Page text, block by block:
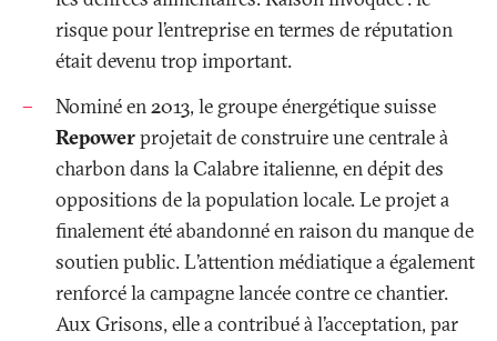
risque pour l’entreprise en termes de réputation
était devenu trop important.
Nominé en 2013, le groupe énergétique suisse
Repowerprojetait de construire une centrale à
charbon dans la Calabre italienne, en dépit des
oppositions de la population locale. Le projet a
finalement été abandonné en raison du manque de
soutien public. L’attention médiatique a également
renforcé la campagne lancée contre ce chantier.
Aux Grisons, elle a contribué à l’acceptation, par